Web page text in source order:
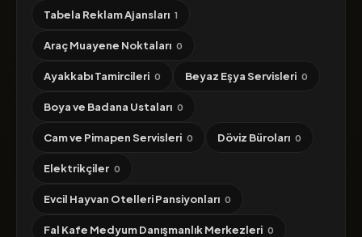
Tabela Reklam Ajansları 1
Araç Muayene Noktaları 0
Ayakkabı Tamircileri 0 Beyaz Eşya Servisleri 0
Boya ve Badana Ustaları 0
Cam ve Pimapen Servisleri 0 Döviz Büroları 0
Elektrikçiler 0
Evcil Hayvan Otelleri Pansiyonları 0
Fal Kafe Medyum Danışmanlık Merkezleri 0